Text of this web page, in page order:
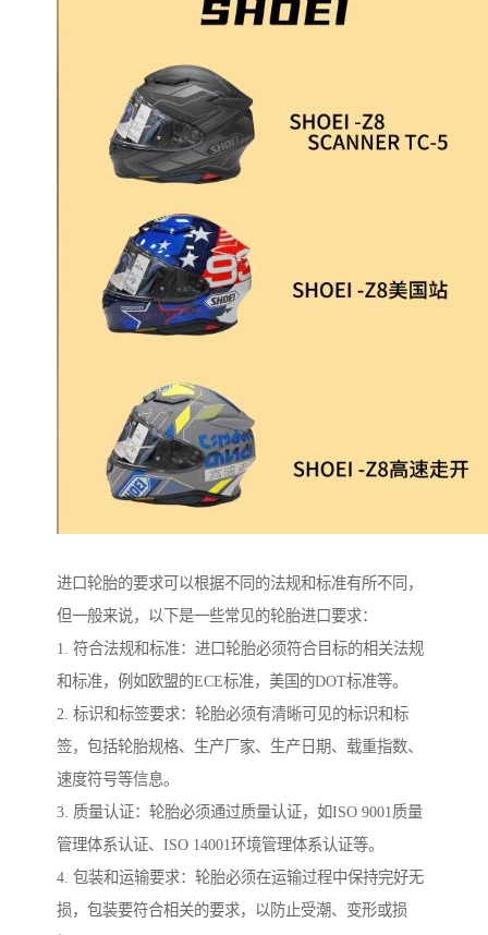
进口轮胎的要求可以根据不同的法规和标准有所不同，
但一般来说，以下是一些常见的轮胎进口要求：
1. 符合法规和标准：进口轮胎必须符合目标的相关法规
和标准，例如欧盟的ECE标准，美国的DOT标准等。
2. 标识和标签要求：轮胎必须有清晰可见的标识和标
签，包括轮胎规格、生产厂家、生产日期、载重指数、
速度符号等信息。
3. 质量认证：轮胎必须通过质量认证，如ISO 9001质量
管理体系认证、ISO 14001环境管理体系认证等。
4. 包装和运输要求：轮胎必须在运输过程中保持完好无
损，包装要符合相关的要求，以防止受潮、变形或损